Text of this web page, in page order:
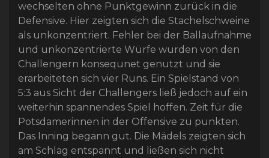
wechselten ohne Punktgewinn zurück in die
Defensive. Hier zeigten sich die Stachelschweine
als unkonzentriert. Fehler bei der Ballaufnahme
und unkonzentrierte Würfe wurden von den
Challengern konsequnet genutzt und sie
erarbeiteten sich vier Runs. Ein Spielstand von
5:3 aus Sicht der Challengers ließ jedoch auf ein
weiterhin spannendes Spiel hoffen. Zeit für die
Potsdamerinnen in der Offensive zu punkten.
Das Inning begann gut. Die Mädels zeigten sich
am Schlag entspannt und ließen sich nicht